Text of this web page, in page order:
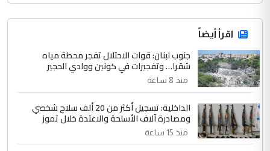
اقرأ أيضاً
جنوب لبنان: قوات الاحتلال تفجر محطة مياه
شقرا… وتفجيرات في كونين ووادي الحجير
منذ 8 ساعة
الداخلية: تسجيل أكثر من 20 ألف سلاح شخصي
ومصادرة آلاف الأسلحة والاعتدة خلال تموز
منذ 15 ساعة